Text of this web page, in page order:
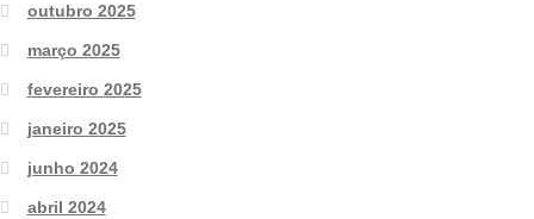
outubro 2025
março 2025
fevereiro 2025
janeiro 2025
junho 2024
abril 2024